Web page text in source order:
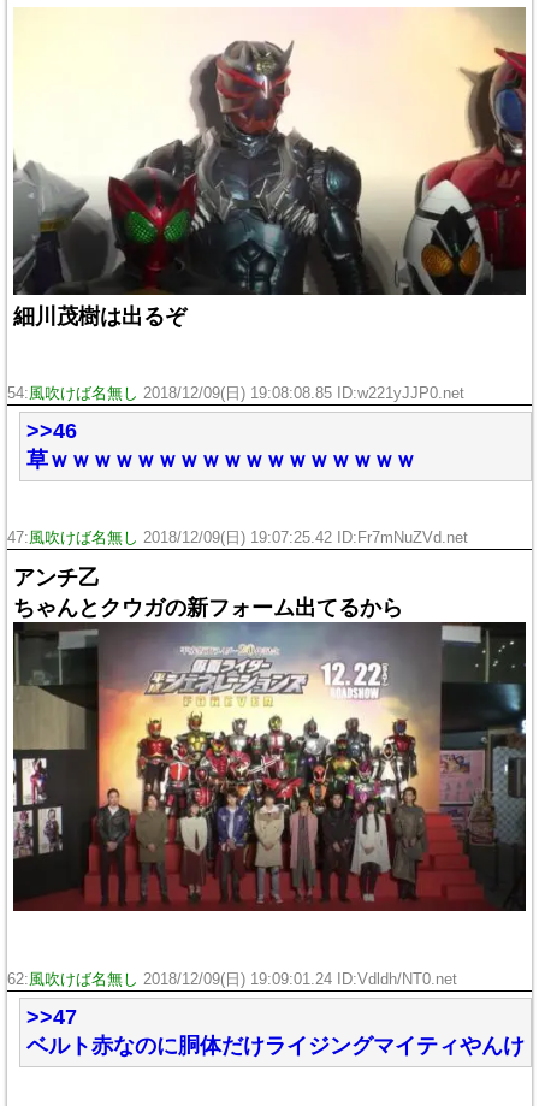
細川茂樹は出るぞ
54:風吹けば名無し 2018/12/09(日) 19:08:08.85 ID:w221yJJP0.net
>>46
草ｗｗｗｗｗｗｗｗｗｗｗｗｗｗｗｗｗ
47:風吹けば名無し 2018/12/09(日) 19:07:25.42 ID:Fr7mNuZVd.net
アンチ乙
ちゃんとクウガの新フォーム出てるから
62:風吹けば名無し 2018/12/09(日) 19:09:01.24 ID:Vdldh/NT0.net
>>47
ベルト赤なのに胴体だけライジングマイティやんけ